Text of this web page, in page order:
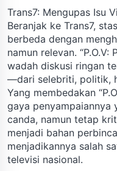
Trans7: Mengupas Isu
Beranjak ke Trans7,
berbeda dengan
namun relevan.
wadah diskusi ringan
—dari selebriti, politik,
Yang membedakan
gaya penyampaiannya
canda, namun tetap
menjadi bahan
menjadikannya salah
televisi nasional.